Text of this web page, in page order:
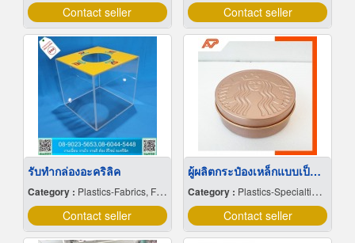
Contact seller Contact seller
รับทำกล่องอะคริลิค
Category : Plastics-Fabrics, Film & Sheets-Producers
Contact seller
ผู้ผลิตกระป๋องเหล็กแบบเป็นเอกลักษณ์
Category : Plastics-Specialties-Wholesales & Manufacturers
Contact seller